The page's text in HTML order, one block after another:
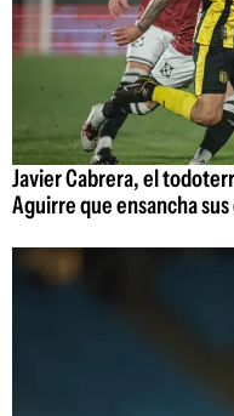
Javier Cabrera, el
Aguirre que ensancha